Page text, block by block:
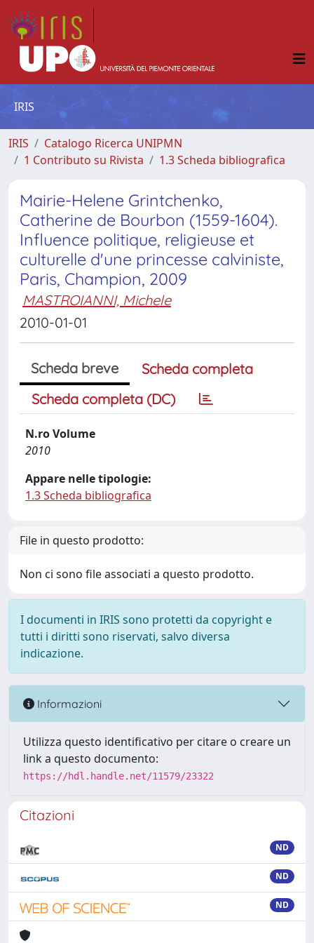
IRIS
IRIS
Catalogo Ricerca UNIPMN
1 Contributo su Rivista
1.3 Scheda bibliografica
Mairie-Helene Grintchenko,
Catherine de Bourbon (1559-1604).
Influence politique, religieuse et
culturelle d'une princesse calviniste,
Paris, Champion, 2009
MASTROIANNI, Michele
2010-01-01
Scheda breve
Scheda completa
Scheda completa (DC)
N.ro Volume
2010
Appare nelle tipologie:
1.3 Scheda bibliografica
File in questo prodotto:
Non ci sono file associati a questo prodotto.
I documenti in IRIS sono protetti da copyright e
tutti i diritti sono riservati, salvo diversa
indicazione.
Informazioni
Utilizza questo identificativo per citare o creare un
link a questo documento:
https://hdl.handle.net/11579/23322
Citazioni
ND
ND
ND